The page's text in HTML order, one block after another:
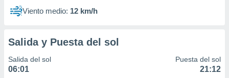
Viento medio: 12 km/h
Salida y Puesta del sol
Salida del sol
06:01
Puesta del sol
21:12